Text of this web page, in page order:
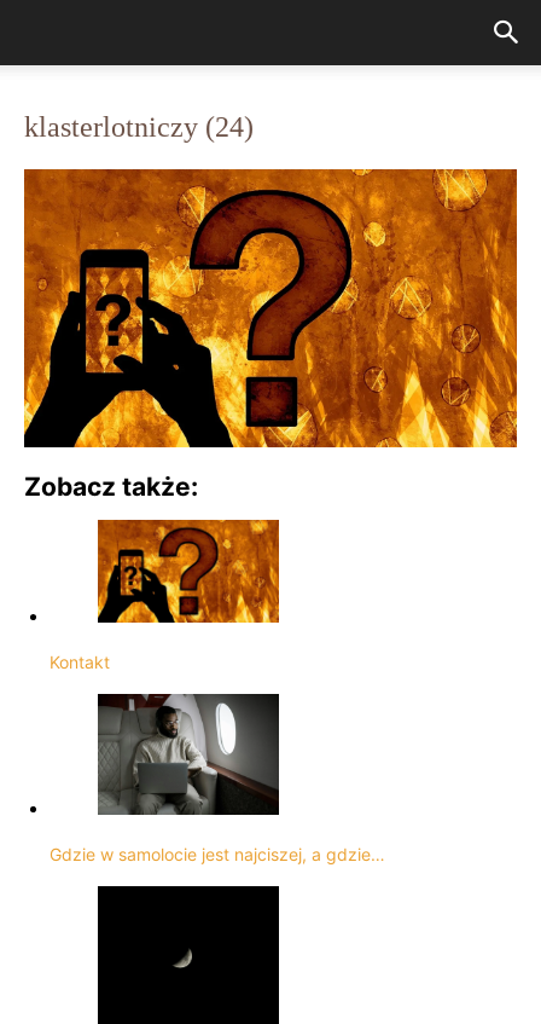
klasterlotniczy (24)
Zobacz także:
Kontakt
Gdzie w samolocie jest najciszej, a gdzie…